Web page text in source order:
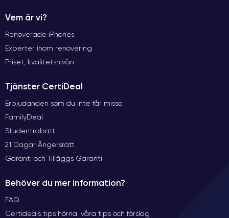
Vem är vi?
Renoverade iPhones
Experter inom renovering
Priset, kvalitetsnivån
Tjänster CertiDeal
Erbjudanden som du inte får missa
FamilyDeal
Studentrabatt
21 Dagar Ångersrätt
Garanti och Tilläggs Garanti
Behöver du mer information?
FAQ
Certideals tips hörna: våra tips och förslag